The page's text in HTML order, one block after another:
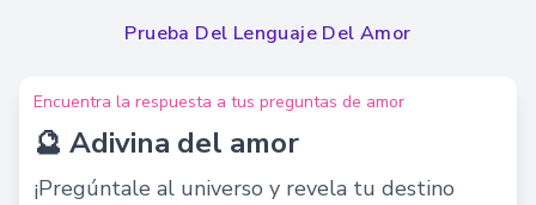
Prueba Del Lenguaje Del Amor
Encuentra la respuesta a tus preguntas de amor
🔮 Adivina del amor
¡Pregúntale al universo y revela tu destino